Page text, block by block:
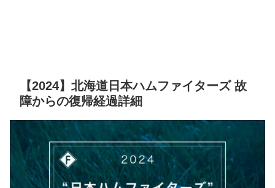
【2024】北海道日本ハムファイターズ 故
障からの復帰経過詳細